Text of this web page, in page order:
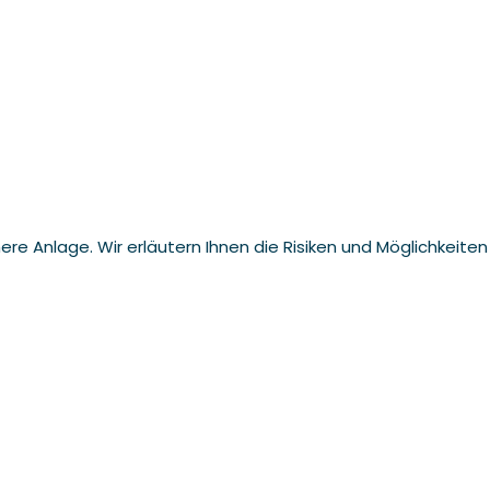
Anlage. Wir erläutern Ihnen die Risiken und Möglichkeiten